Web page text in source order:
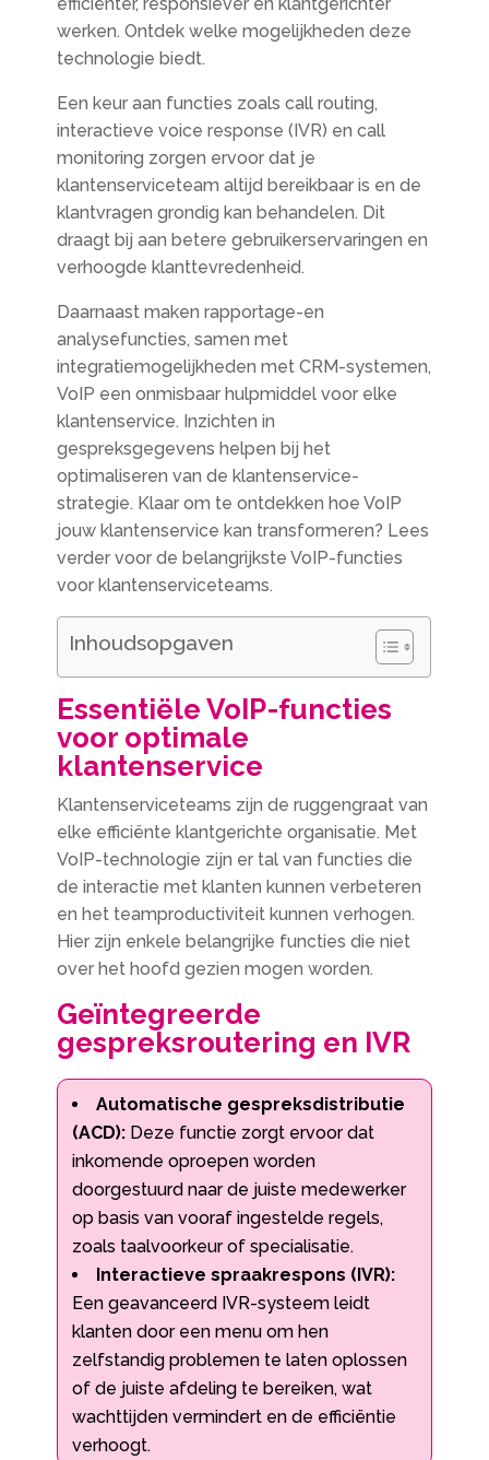
werken. Ontdek welke mogelijkheden deze
technologie biedt.
Een keur aan functies zoals call routing,
interactieve voice response (IVR) en call
monitoring zorgen ervoor dat je
klantenserviceteam altijd bereikbaar is en de
klantvragen grondig kan behandelen. Dit
draagt bij aan betere gebruikerservaringen en
verhoogde klanttevredenheid.
Daarnaast maken rapportage-en
analysefuncties, samen met
integratiemogelijkheden met CRM-systemen,
VoIP een onmisbaar hulpmiddel voor elke
klantenservice. Inzichten in
gespreksgegevens helpen bij het
optimaliseren van de klantenservice-
strategie. Klaar om te ontdekken hoe VoIP
jouw klantenservice kan transformeren? Lees
verder voor de belangrijkste VoIP-functies
voor klantenserviceteams.
Inhoudsopgaven
Essentiële VoIP-functies
voor optimale
klantenservice
Klantenserviceteams zijn de ruggengraat van
elke efficiënte klantgerichte organisatie. Met
VoIP-technologie zijn er tal van functies die
de interactie met klanten kunnen verbeteren
en het teamproductiviteit kunnen verhogen.
Hier zijn enkele belangrijke functies die niet
over het hoofd gezien mogen worden.
Geïntegreerde
gespreksroutering en IVR
Automatische gespreksdistributie
(ACD): Deze functie zorgt ervoor dat
inkomende oproepen worden
doorgestuurd naar de juiste medewerker
op basis van vooraf ingestelde regels,
zoals taalvoorkeur of specialisatie.
Interactieve spraakrespons (IVR):
Een geavanceerd IVR-systeem leidt
klanten door een menu om hen
zelfstandig problemen te laten oplossen
of de juiste afdeling te bereiken, wat
wachttijden vermindert en de efficiëntie
verhoogt.